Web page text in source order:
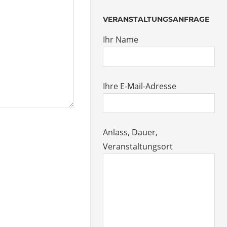
VERANSTALTUNGSANFRAGE
Ihr Name
Ihre E-Mail-Adresse
Anlass, Dauer,
Veranstaltungsort